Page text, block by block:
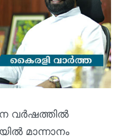
വർഷത്തിൽ
മാന്നാനം